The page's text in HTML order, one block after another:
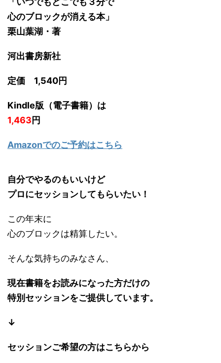
心のブロックが消える本」
栗山葉湖・著
河出書房新社
定価 1,540円
Kindle版（電子書籍）は
1,463 円
Amazonでのご予約はこちら
自分でやるのもいいけど
プロにセッションしてもらいたい！
この年末に
心のブロックは精算したい。
そんな気持ちのみなさん、
現在書籍をお読みになった方だけの
特別セッションをご提供しています。
↓
セッションご希望の方はこちらから